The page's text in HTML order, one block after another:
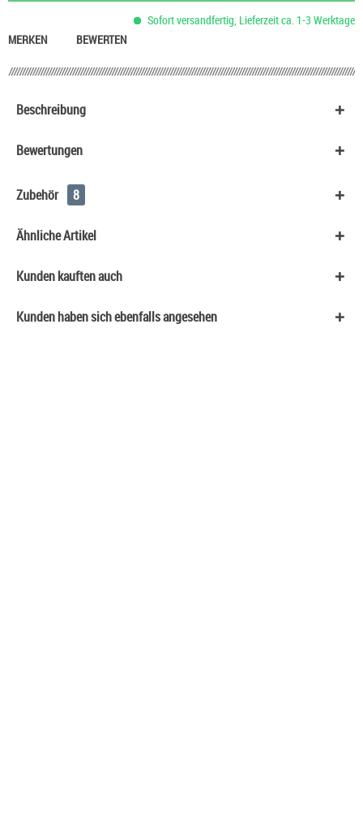
29,90 €
Sofort versandfertig, Lieferzeit ca. 1-3 Werktage
MERKEN
BEWERTEN
Beschreibung
Bewertungen
Zubehör 8
Ähnliche Artikel
Kunden kauften auch
Kunden haben sich ebenfalls angesehen